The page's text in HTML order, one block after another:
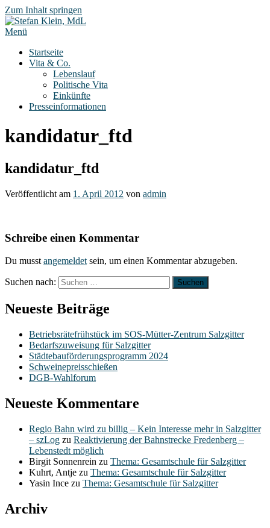
Zum Inhalt springen
Menü
Startseite
Vita & Co.
Lebenslauf
Politische Vita
Einkünfte
Presseinformationen
kandidatur_ftd
kandidatur_ftd
Veröffentlicht am 1. April 2012 von admin
Schreibe einen Kommentar
Du musst angemeldet sein, um einen Kommentar abzugeben.
Suchen nach:
Neueste Beiträge
Betriebsrätefrühstück im SOS-Mütter-Zentrum Salzgitter
Bedarfszuweisung für Salzgitter
Städtebauförderungsprogramm 2024
Schweinepreisschießen
DGB-Wahlforum
Neueste Kommentare
Regio Bahn wird zu billig – Kein Interesse mehr in Salzgitter
– szLog zu Reaktivierung der Bahnstrecke Fredenberg –
Lebenstedt möglich
Birgit Sonnenrein zu Thema: Gesamtschule für Salzgitter
Kuhrt, Antje zu Thema: Gesamtschule für Salzgitter
Yasin Ince zu Thema: Gesamtschule für Salzgitter
Archiv